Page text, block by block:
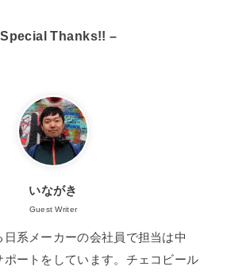
Thanks!! –
いながき
Guest Writer
日系メーカーの会社員で担当は中
ポートをしています。チェコビール